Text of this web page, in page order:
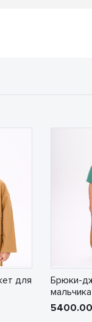
для
Брюки-
мальчика